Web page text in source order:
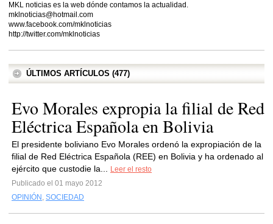
MKL noticias es la web dónde contamos la actualidad.
mklnoticias@hotmail.com
www.facebook.com/mklnoticias
http://twitter.com/mklnoticias
ÚLTIMOS ARTÍCULOS (477)
Evo Morales expropia la filial de Red
Eléctrica Española en Bolivia
El presidente boliviano Evo Morales ordenó la expropiación de la
filial de Red Eléctrica Española (REE) en Bolivia y ha ordenado al
ejército que custodie la...
Leer el resto
Publicado el 01 mayo 2012
OPINIÓN , SOCIEDAD